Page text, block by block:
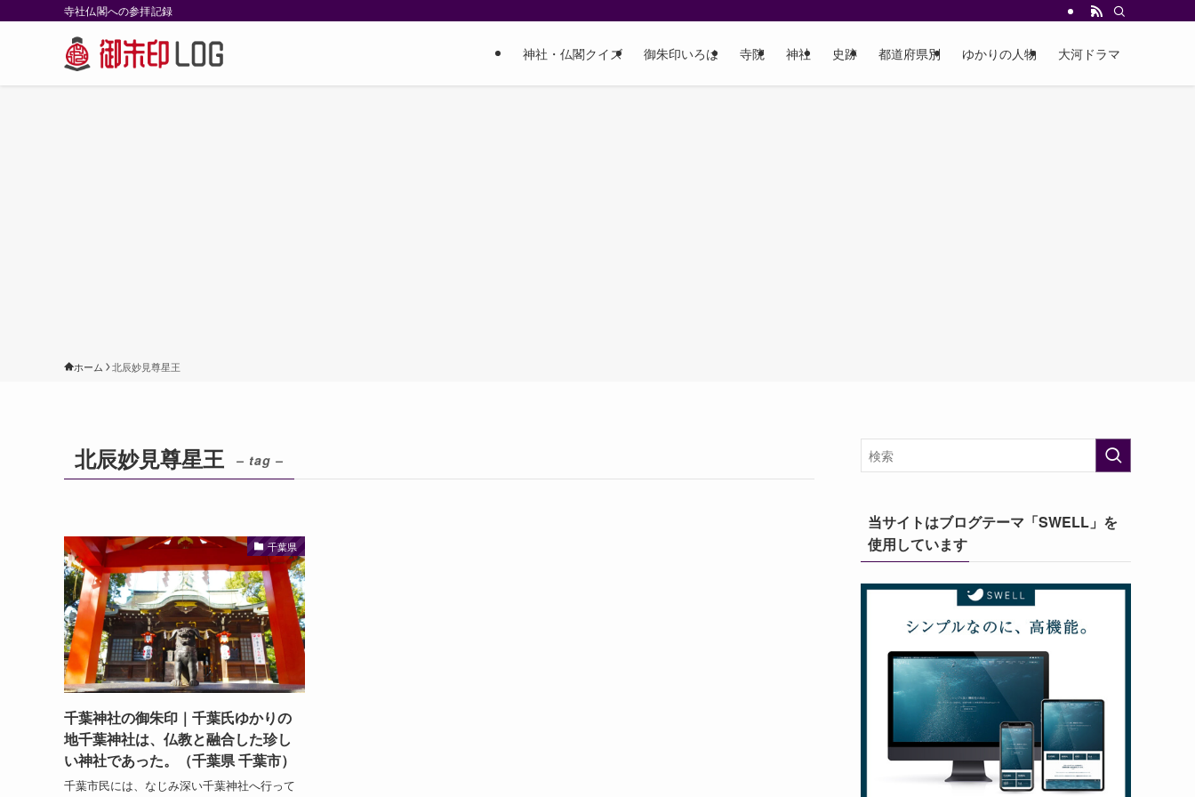
寺社仏閣への参拝記録
神社・仏閣クイズ 御朱印いろは 寺院 神社 史跡 都道府県別 ゆかりの人物 大河ドラマ
ホーム 北辰妙見尊星王
北辰妙見尊星王 – tag –
千葉県
千葉神社の御朱印｜千葉氏ゆかりの
地千葉神社は、仏教と融合した珍し
い神社であった。（千葉県 千葉市）
千葉市民には、なじみ深い千葉神社へ行って
当サイトはブログテーマ「SWELL」を
使用しています